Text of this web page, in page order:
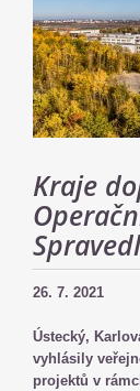
Kraje
26. 7. 2021
Ústecký,
vyhlásily
projektů v